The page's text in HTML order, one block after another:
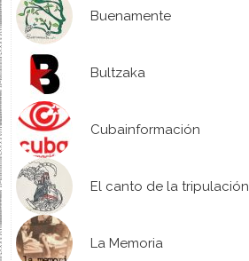
Buenamente
Bultzaka
Cubainformación
El canto de la tripulación
La Memoria